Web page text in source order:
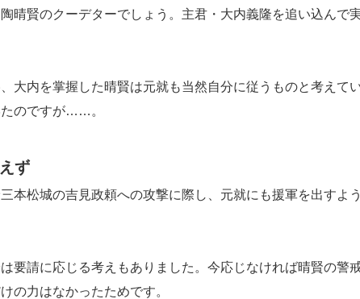
晴賢のクーデターでしょう。主君・大内義隆を追い込んで
大内を掌握した晴賢は元就も当然自分に従うものと考えて
たのですが……。
ず
本松城の吉見政頼への攻撃に際し、元就にも援軍を出すよう
請に応じる考えもありました。今応じなければ晴賢の警
の力はなかったためです。